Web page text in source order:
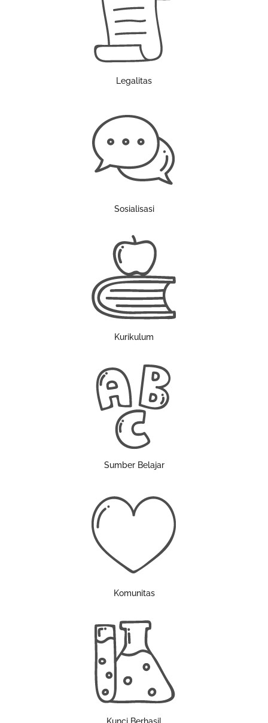
Legalitas
Sosialisasi
Kurikulum
Sumber Belajar
Komunitas